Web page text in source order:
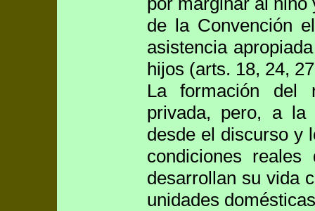
de la Convención
asistencia
hijos (arts. 18, 24,
La formación del
privada, pero, a la
desde el discurso y
condiciones
desarrollan su vida
unidades